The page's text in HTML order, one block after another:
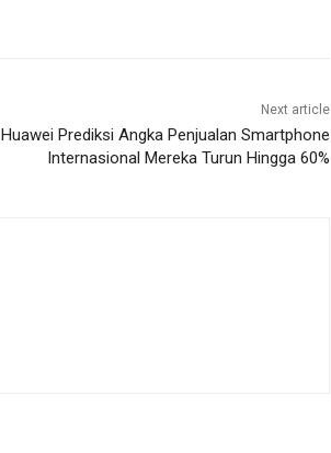
Next article
Huawei Prediksi Angka Penjualan Smartphone
Internasional Mereka Turun Hingga 60%